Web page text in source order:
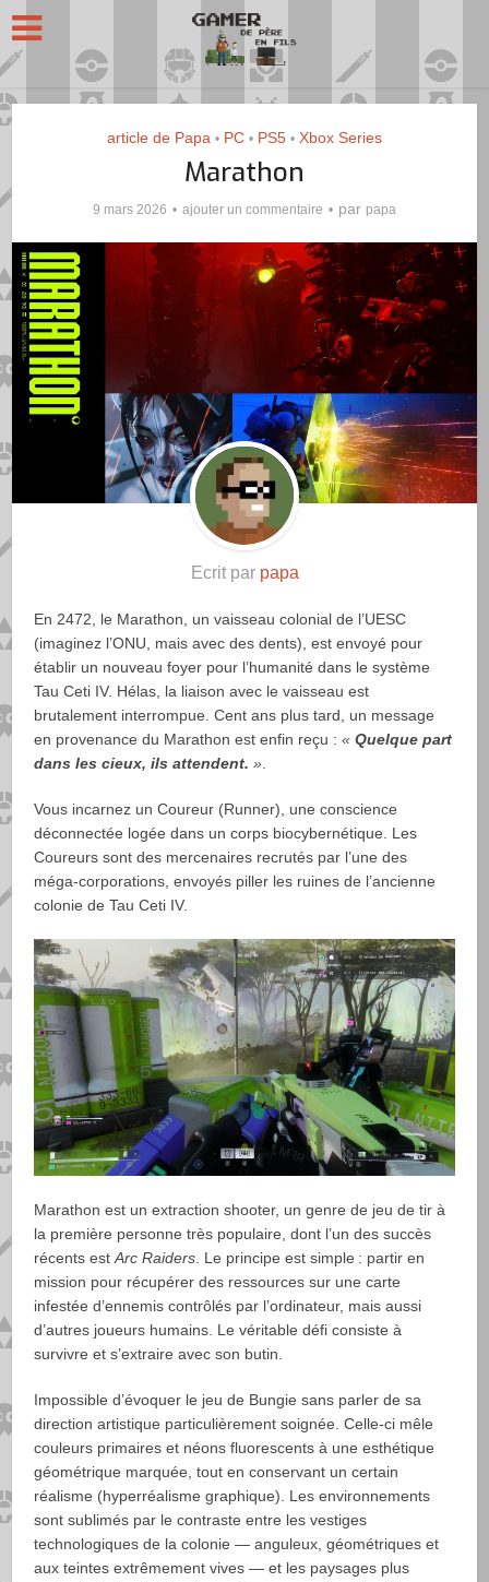
article de Papa • PC • PS5 • Xbox Series
Marathon
9 mars 2026 ajouter un commentaire par papa
Ecrit par papa
En 2472, le Marathon, un vaisseau colonial de l’UESC
(imaginez l’ONU, mais avec des dents), est envoyé pour
établir un nouveau foyer pour l’humanité dans le système
Tau Ceti IV. Hélas, la liaison avec le vaisseau est
brutalement interrompue. Cent ans plus tard, un message
en provenance du Marathon est enfin reçu :«Quelque part
dans les cieux, ils attendent. ».
Vous incarnez un Coureur (Runner), une conscience
déconnectée logée dans un corps biocybernétique. Les
Coureurs sont des mercenaires recrutés par l’une des
méga‑corporations, envoyés piller les ruines de l’ancienne
colonie de Tau Ceti IV.
Marathon est un extraction shooter, un genre de jeu de tir à
la première personne très populaire, dont l’un des succès
récents estArc Raiders. Le principe est simple : partir en
mission pour récupérer des ressources sur une carte
infestée d’ennemis contrôlés par l’ordinateur, mais aussi
d’autres joueurs humains. Le véritable défi consiste à
survivre et s’extraire avec son butin.
Impossible d’évoquer le jeu de Bungie sans parler de sa
direction artistique particulièrement soignée. Celle‑ci mêle
couleurs primaires et néons fluorescents à une esthétique
géométrique marquée, tout en conservant un certain
réalisme (hyperréalisme graphique). Les environnements
sont sublimés par le contraste entre les vestiges
technologiques de la colonie — anguleux, géométriques et
aux teintes extrêmement vives — et les paysages plus